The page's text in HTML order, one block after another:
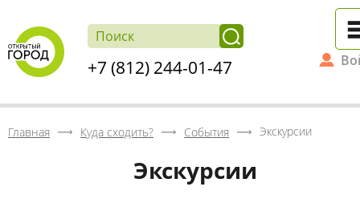
+7 (812) 244-01-47
Главная Куда сходить? События Экскурсии
Экскурсии